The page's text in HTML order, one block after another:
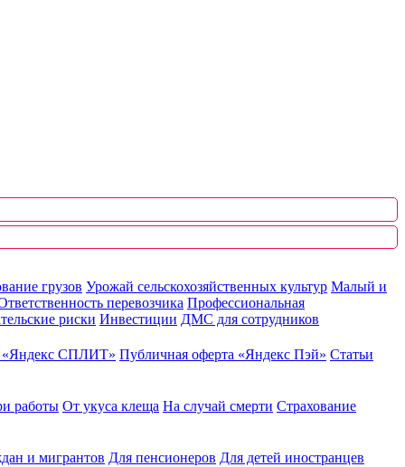
грузов Урожай сельскохозяйственных культур Малый и
перевозчика Профессиональная
риски Инвестиции ДМС для сотрудников
«Яндекс СПЛИТ» Публичная оферта «Яндекс Пэй» Статьи
работы От укуса клеща На случай смерти Страхование
и мигрантов Для пенсионеров Для детей иностранцев